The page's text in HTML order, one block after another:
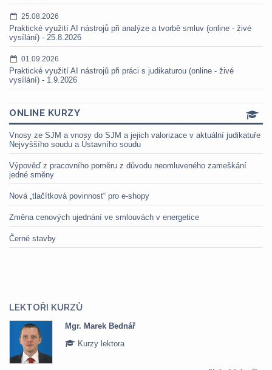
25.08.2026
Praktické využití AI nástrojů při analýze a tvorbě smluv (online - živé
vysílání) - 25.8.2026
01.09.2026
Praktické využití AI nástrojů při práci s judikaturou (online - živé
vysílání) - 1.9.2026
ONLINE KURZY
Vnosy ze SJM a vnosy do SJM a jejich valorizace v aktuální judikatuře
Nejvyššího soudu a Ústavního soudu
Výpověď z pracovního poměru z důvodu neomluveného zameškání
jedné směny
Nová „tlačítková povinnost“ pro e-shopy
Změna cenových ujednání ve smlouvách v energetice
Černé stavby
LEKTOŘI KURZŮ
Mgr. Marek Bednář
Kurzy lektora